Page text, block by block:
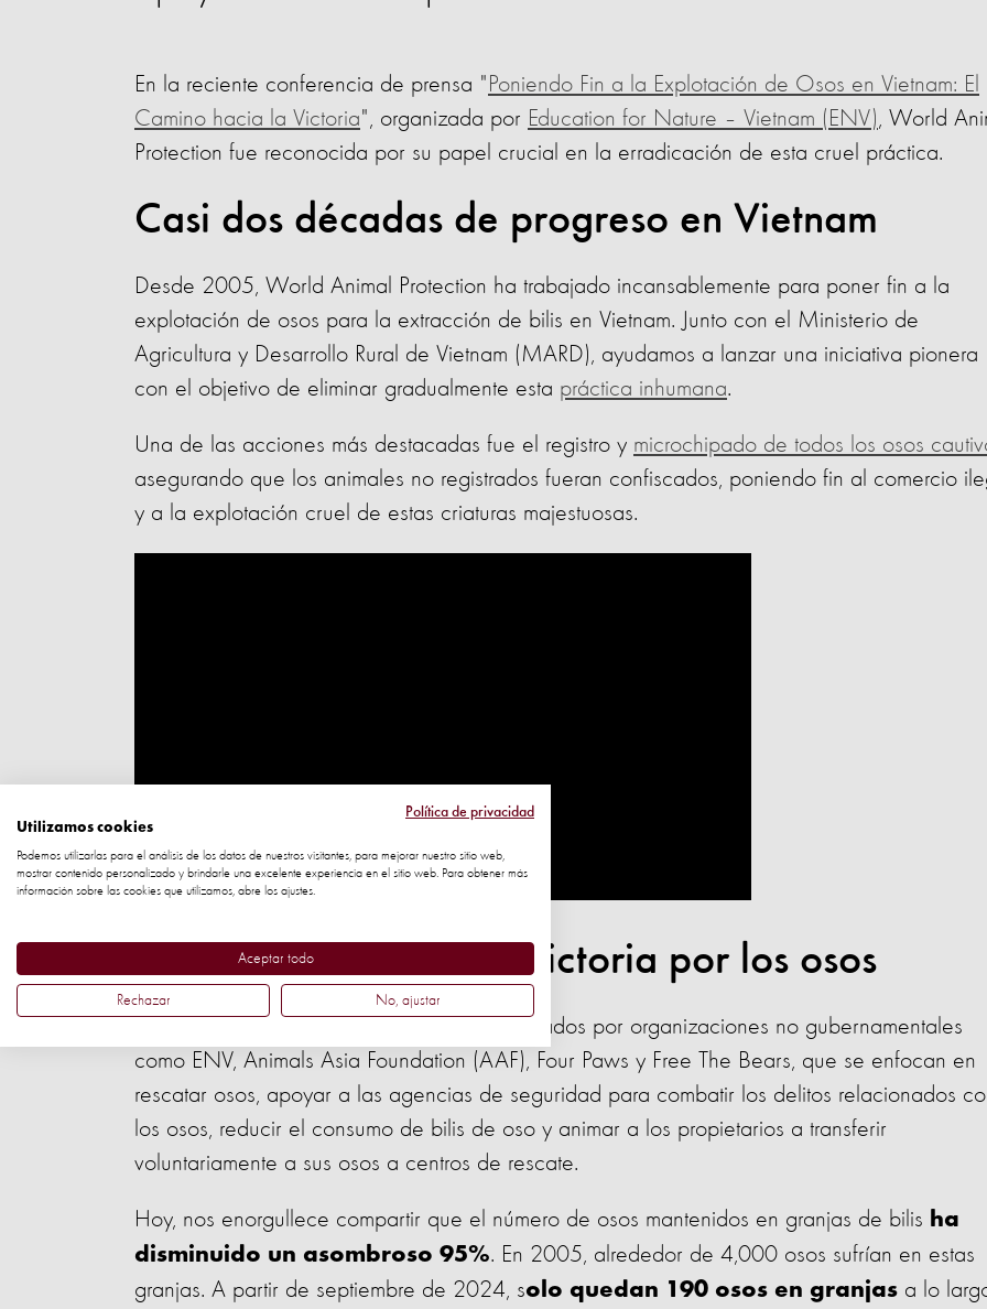
En la reciente conferencia de prensa "Poniendo Fin a la Explotación de Osos en Vietnam: El
Camino hacia la Victoria", organizada por Education for Nature – Vietnam (ENV), World
Protection fue reconocida por su papel crucial en la erradicación de esta cruel práctica.
Casi dos décadas de progreso en Vietnam
Desde 2005, World Animal Protection ha trabajado incansablemente para poner fin a la
explotación de osos para la extracción de bilis en Vietnam. Junto con el Ministerio de
Agricultura y Desarrollo Rural de Vietnam (MARD), ayudamos a lanzar una iniciativa pionera
con el objetivo de eliminar gradualmente esta práctica inhumana.
Una de las acciones más destacadas fue el registro y microchipado de todos los osos
asegurando que los animales no registrados fueran confiscados, poniendo fin al comercio
y a la explotación cruel de estas criaturas majestuosas.
Esfuerzos colectivos y victoria por los osos
Nuestros esfuerzos se han visto complementados por organizaciones no gubernamentales
como ENV, Animals Asia Foundation (AAF), Four Paws y Free The Bears, que se enfocan en
rescatar osos, apoyar a las agencias de seguridad para combatir los delitos relacionados
los osos, reducir el consumo de bilis de oso y animar a los propietarios a transferir
voluntariamente a sus osos a centros de rescate.
Hoy, nos enorgullece compartir que el número de osos mantenidos en granjas de bilis ha
disminuido un asombroso 95%. En 2005, alrededor de 4,000 osos sufrían en estas
granjas. A partir de septiembre de 2024, solo quedan 190 osos en granjas a lo
Política de privacidad
Utilizamos cookies
Podemos utilizarlas para el análisis de los datos de nuestros visitantes, para mejorar nuestro sitio web,
mostrar contenido personalizado y brindarle una excelente experiencia en el sitio web. Para obtener más
información sobre las cookies que utilizamos, abre los ajustes.
Aceptar todo
Rechazar No, ajustar